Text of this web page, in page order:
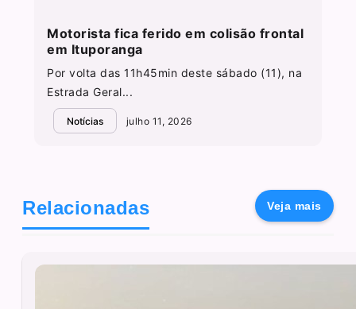
Motorista fica ferido em colisão frontal
em Ituporanga
Por volta das 11h45min deste sábado (11), na
Estrada Geral...
Notícias julho 11, 2026
Relacionadas Veja mais